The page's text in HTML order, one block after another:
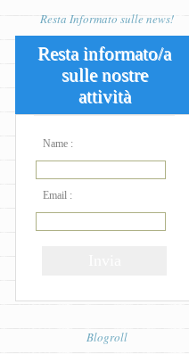
Resta Informato sulle news!
Resta informato/a
sulle nostre
attività
Name :
Email :
Blogroll